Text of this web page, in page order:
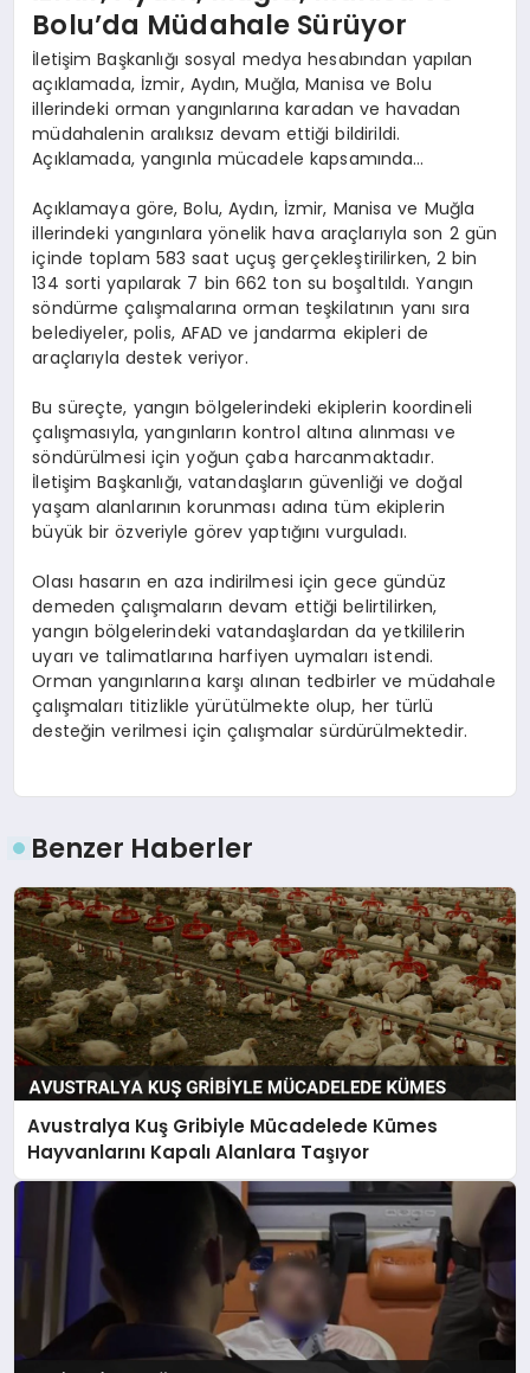
Bolu’da Müdahale Sürüyor
İletişim Başkanlığı sosyal medya hesabından yapılan
açıklamada, İzmir, Aydın, Muğla, Manisa ve Bolu
illerindeki orman yangınlarına karadan ve havadan
müdahalenin aralıksız devam ettiği bildirildi.
Açıklamada, yangınla mücadele kapsamında…
Açıklamaya göre, Bolu, Aydın, İzmir, Manisa ve Muğla
illerindeki yangınlara yönelik hava araçlarıyla son 2 gün
içinde toplam 583 saat uçuş gerçekleştirilirken, 2 bin
134 sorti yapılarak 7 bin 662 ton su boşaltıldı. Yangın
söndürme çalışmalarına orman teşkilatının yanı sıra
belediyeler, polis, AFAD ve jandarma ekipleri de
araçlarıyla destek veriyor.
Bu süreçte, yangın bölgelerindeki ekiplerin koordineli
çalışmasıyla, yangınların kontrol altına alınması ve
söndürülmesi için yoğun çaba harcanmaktadır.
İletişim Başkanlığı, vatandaşların güvenliği ve doğal
yaşam alanlarının korunması adına tüm ekiplerin
büyük bir özveriyle görev yaptığını vurguladı.
Olası hasarın en aza indirilmesi için gece gündüz
demeden çalışmaların devam ettiği belirtilirken,
yangın bölgelerindeki vatandaşlardan da yetkililerin
uyarı ve talimatlarına harfiyen uymaları istendi.
Orman yangınlarına karşı alınan tedbirler ve müdahale
çalışmaları titizlikle yürütülmekte olup, her türlü
desteğin verilmesi için çalışmalar sürdürülmektedir.
Benzer Haberler
Avustralya Kuş Gribiyle Mücadelede Kümes
Hayvanlarını Kapalı Alanlara Taşıyor